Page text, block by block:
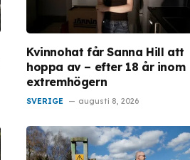
Kvinnohat får Sanna Hill att
hoppa av – efter 18 år inom
extremhögern
SVERIGE augusti 8, 2026